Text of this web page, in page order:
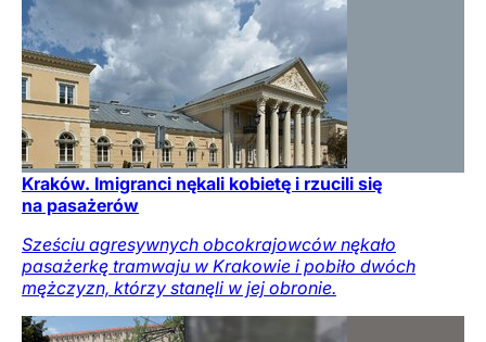
Kraków. Imigranci nękali kobietę i rzucili się
na pasażerów
Sześciu agresywnych obcokrajowców nękało
pasażerkę tramwaju w Krakowie i pobiło dwóch
mężczyzn, którzy stanęli w jej obronie.